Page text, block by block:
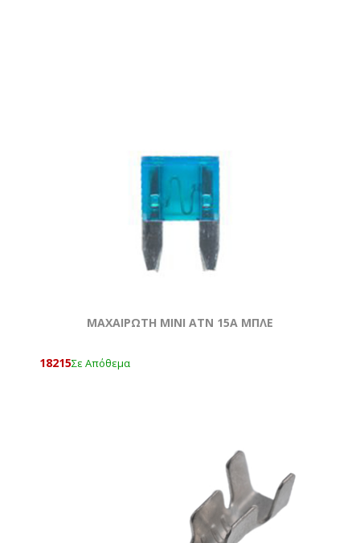
ΜΑΧΑΙΡΩΤΗ ΜΙΝΙ ATN 15Α ΜΠΛΕ
18215Σε Απόθεμα